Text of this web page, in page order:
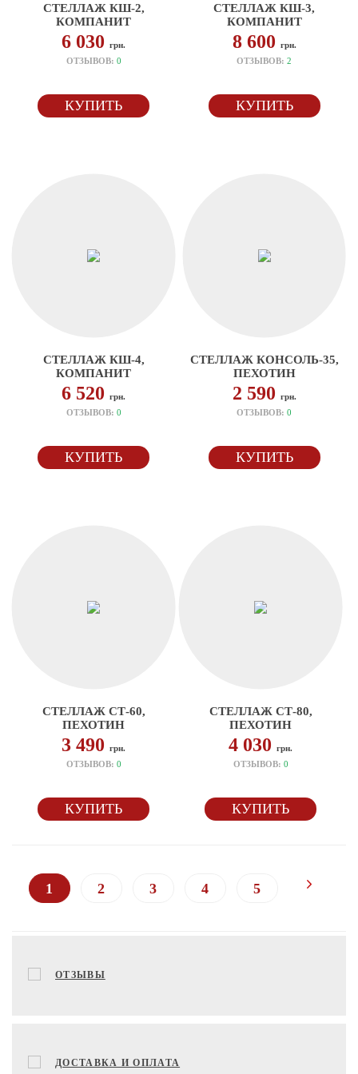
СТЕЛЛАЖ КШ-2,
КОМПАНИТ
6 030грн.
ОТЗЫВОВ: 0
КУПИТЬ
СТЕЛЛАЖ КШ-3,
КОМПАНИТ
8 600 грн.
ОТЗЫВОВ:2
КУПИТЬ
СТЕЛЛАЖ КШ-4,
КОМПАНИТ
6 520грн.
ОТЗЫВОВ: 0
КУПИТЬ
СТЕЛЛАЖ КОНСОЛЬ-35,
ПЕХОТИН
2 590 грн.
ОТЗЫВОВ:0
КУПИТЬ
СТЕЛЛАЖ СТ-60,
ПЕХОТИН
3 490грн.
ОТЗЫВОВ: 0
КУПИТЬ
СТЕЛЛАЖ СТ-80,
ПЕХОТИН
4 030грн.
ОТЗЫВОВ: 0
КУПИТЬ
1 2 3 4 5
ОТЗЫВЫ
ДОСТАВКА И ОПЛАТА